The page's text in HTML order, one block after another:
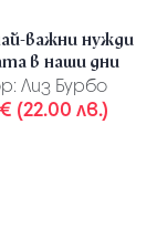
важни нужди
в наши дни
Лиз Бурбо
(22.00 лв.)